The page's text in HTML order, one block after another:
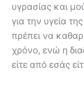
υγρασίας και
για την υγεία
πρέπει να
χρόνο, ενώ η
είτε από εσάς